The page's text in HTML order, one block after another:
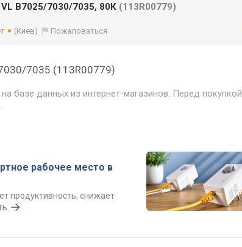
B7025/7030/7035, 80К (113R00779)
(Киев) Пожаловаться
7035 (113R00779)
базе данных из интернет-магазинов. Перед покупкой
рабочее место в
продуктивность, снижает